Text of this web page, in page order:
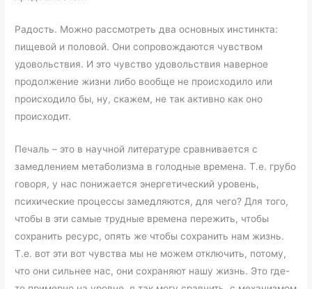
Радость. Можно рассмотреть два основных инстинкта:
пищевой и половой. Они сопровождаются чувством
удовольствия. И это чувство удовольствия наверное
продолжение жизни либо вообще не происходило или
происходило бы, ну, скажем, не так активно как оно
происходит.
Печаль – это в научной литературе сравнивается с
замедлением метаболизма в голодные времена. Т.е. грубо
говоря, у нас понижается энергетический уровень,
психические процессы замедляются, для чего? Для того,
чтобы в эти самые трудные времена пережить, чтобы
сохранить ресурс, опять же чтобы сохранить нам жизнь.
Т.е. вот эти вот чувства мы не можем отключить, потому,
что они сильнее нас, они сохраняют нашу жизнь. Это где-